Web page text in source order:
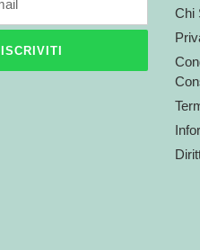
ISCRIVITI
Chi